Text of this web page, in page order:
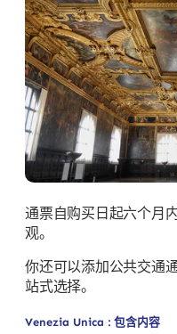
通票自购买日起六个月
观。
你还可以添加公共交通
站式选择。
Venezia Unica : 包含内容